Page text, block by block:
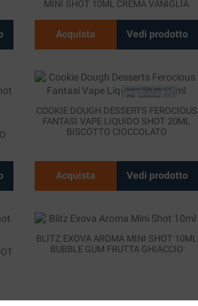
MINI SHOT 10ML CREMA VANIGLIA
Acquista Vedi prodotto
COOKIE DOUGH DESSERTS FEROCIOUS
FANTASI VAPE LIQUIDO SHOT 20ML
BISCOTTO CIOCCOLATO
Acquista Vedi prodotto
BLITZ EXOVA AROMA MINI SHOT 10ML
BUBBLE GUM FRUTTA GHIACCIO